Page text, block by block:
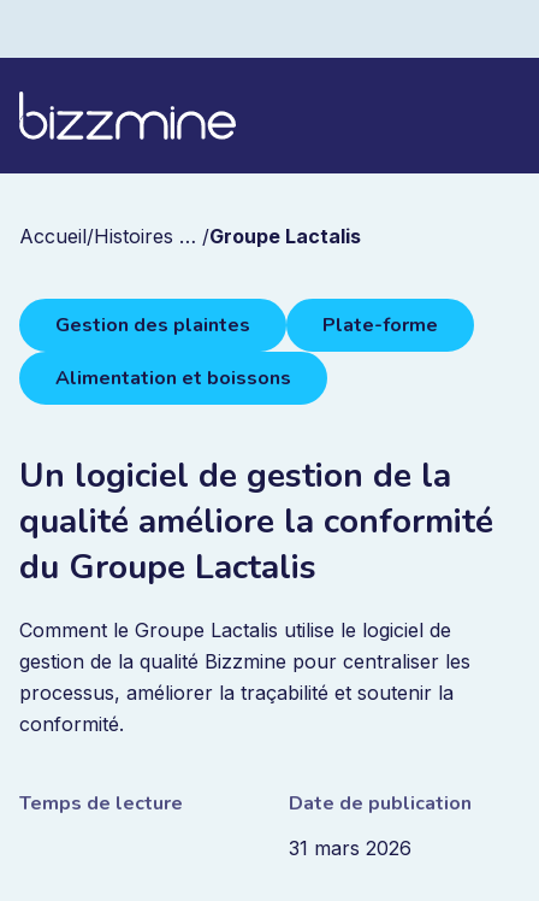
Accueil/ Histoires de réussite /Groupe Lactalis
Gestion des plaintes
Plate-forme
Alimentation et boissons
Un logiciel de gestion de la
qualité améliore la conformité
du Groupe Lactalis
Comment le Groupe Lactalis utilise le logiciel de
gestion de la qualité Bizzmine pour centraliser les
processus, améliorer la traçabilité et soutenir la
conformité.
Temps de lecture Date de publication
31 mars 2026